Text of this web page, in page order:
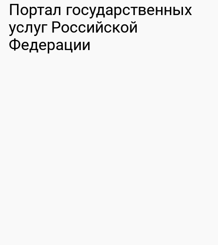
Портал государственных
услуг Российской
Федерации